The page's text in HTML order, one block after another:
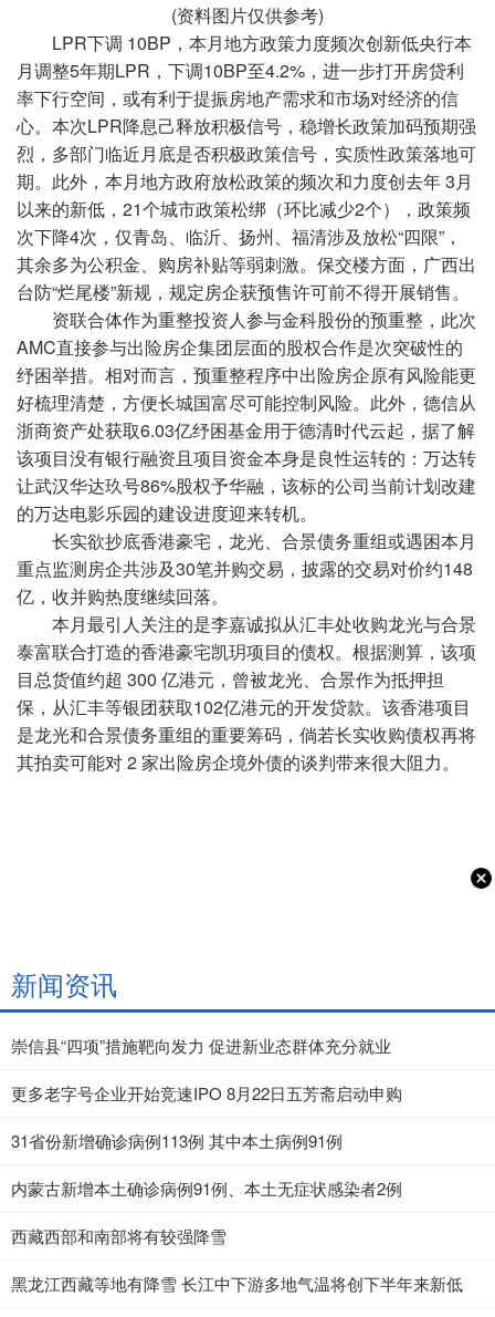
(资料图片仅供参考)
LPR下调 10BP，本月地方政策力度频次创新低央行本
月调整5年期LPR，下调10BP至4.2%，进一步打开房贷利
率下行空间，或有利于提振房地产需求和市场对经济的信
心。本次LPR降息己释放积极信号，稳增长政策加码预期强
烈，多部门临近月底是否积极政策信号，实质性政策落地可
期。此外，本月地方政府放松政策的频次和力度创去年 3月
以来的新低，21个城市政策松绑（环比减少2个），政策频
次下降4次，仅青岛、临沂、扬州、福清涉及放松“四限”，
其余多为公积金、购房补贴等弱刺激。保交楼方面，广西出
台防“烂尾楼”新规，规定房企获预售许可前不得开展销售。
资联合体作为重整投资人参与金科股份的预重整，此次
AMC直接参与出险房企集团层面的股权合作是次突破性的
纾困举措。相对而言，预重整程序中出险房企原有风险能更
好梳理清楚，方便长城国富尽可能控制风险。此外，德信从
浙商资产处获取6.03亿纾困基金用于德清时代云起，据了解
该项目没有银行融资且项目资金本身是良性运转的：万达转
让武汉华达玖号86%股权予华融，该标的公司当前计划改建
的万达电影乐园的建设进度迎来转机。
长实欲抄底香港豪宅，龙光、合景债务重组或遇困本月
重点监测房企共涉及30笔并购交易，披露的交易对价约148
亿，收并购热度继续回落。
本月最引人关注的是李嘉诚拟从汇丰处收购龙光与合景
泰富联合打造的香港豪宅凯玥项目的债权。根据测算，该项
目总货值约超 300 亿港元，曾被龙光、合景作为抵押担
保，从汇丰等银团获取102亿港元的开发贷款。该香港项目
是龙光和合景债务重组的重要筹码，倘若长实收购债权再将
其拍卖可能对 2 家出险房企境外债的谈判带来很大阻力。
新闻资讯
崇信县“四项”措施靶向发力 促进新业态群体充分就业
更多老字号企业开始竞速IPO 8月22日五芳斋启动申购
31省份新增确诊病例113例 其中本土病例91例
内蒙古新增本土确诊病例91例、本土无症状感染者2例
西藏西部和南部将有较强降雪
黑龙江西藏等地有降雪 长江中下游多地气温将创下半年来新低